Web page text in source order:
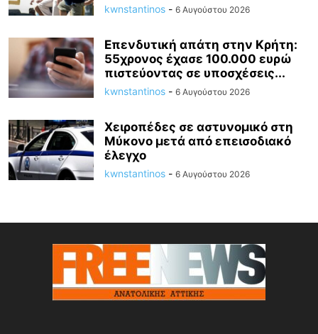
kwnstantinos - 6 Αυγούστου 2026
Επενδυτική απάτη στην Κρήτη:
55χρονος έχασε 100.000 ευρώ
πιστεύοντας σε υποσχέσεις...
kwnstantinos - 6 Αυγούστου 2026
Χειροπέδες σε αστυνομικό στη
Μύκονο μετά από επεισοδιακό
έλεγχο
kwnstantinos - 6 Αυγούστου 2026